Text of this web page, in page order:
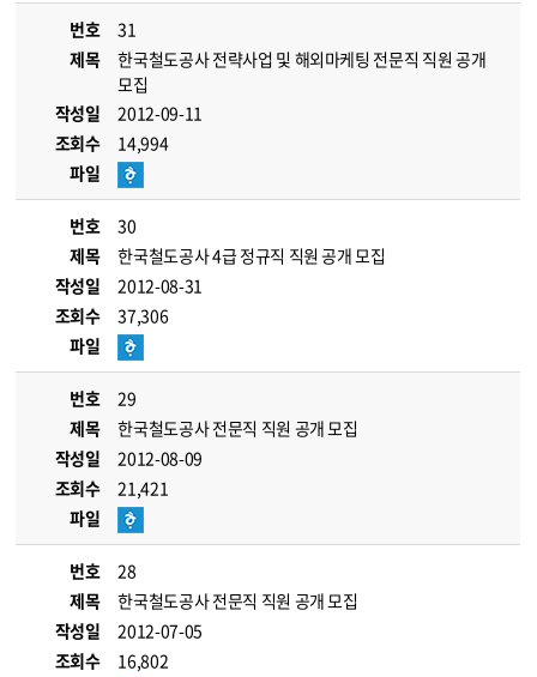
번호
31
제목
한국철도공사 전략사업 및 해외마케팅 전문직 직원 공개
모집
작성일
2012-09-11
조회수
14,994
파일
번호
30
제목
한국철도공사 4급 정규직 직원 공개 모집
작성일
2012-08-31
조회수
37,306
파일
번호
29
제목
한국철도공사 전문직 직원 공개 모집
작성일
2012-08-09
조회수
21,421
파일
번호
28
제목
한국철도공사 전문직 직원 공개 모집
작성일
2012-07-05
조회수
16,802